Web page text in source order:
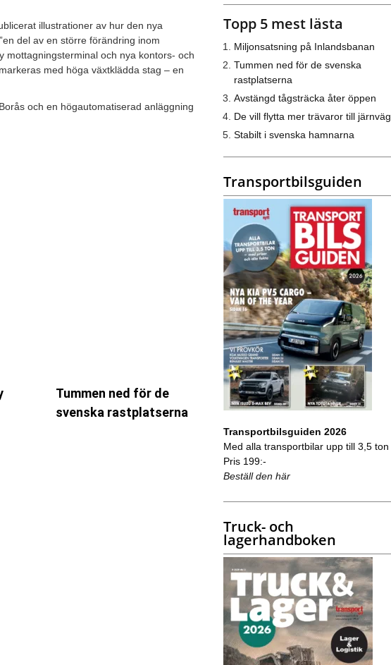
illustrationer av hur den nya
del av en större förändring inom
mottagningsterminal och nya kontors- och
med höga växtklädda stag – en
och en högautomatiserad anläggning
Tummen ned för de
svenska rastplatserna
Topp 5 mest lästa
Miljonsatsning på Inlandsbanan
Tummen ned för de svenska
rastplatserna
Avstängd tågsträcka åter öppen
De vill flytta mer trävaror till järnväg
Stabilt i svenska hamnarna
Transportbilsguiden
Transportbilsguiden 2026
Med alla transportbilar upp till 3,5 ton
Pris 199:-
Beställ den här
Truck- och
lagerhandboken